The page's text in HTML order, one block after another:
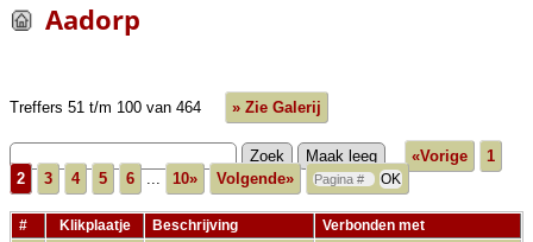
Aadorp
Treffers 51 t/m 100 van 464 » Zie Galerij
«Vorige
1
2
3 4 5 6 ... 10» Volgende»
# Klikplaatje Beschrijving Verbonden met